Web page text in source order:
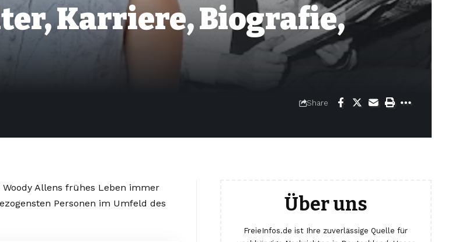
Karriere, Biografie,
Share
Allens frühes Leben immer
Personen im Umfeld des
Über uns
FreieInfos.de ist Ihre zuverlässige Quelle für